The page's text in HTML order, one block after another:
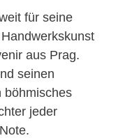
für seine
aus Prag.
seinen
böhmisches
jeder